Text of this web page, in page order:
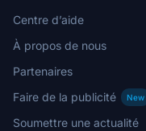
Centre d’aide
À propos de nous
Partenaires
Faire de la publicité
New
Soumettre une actualité